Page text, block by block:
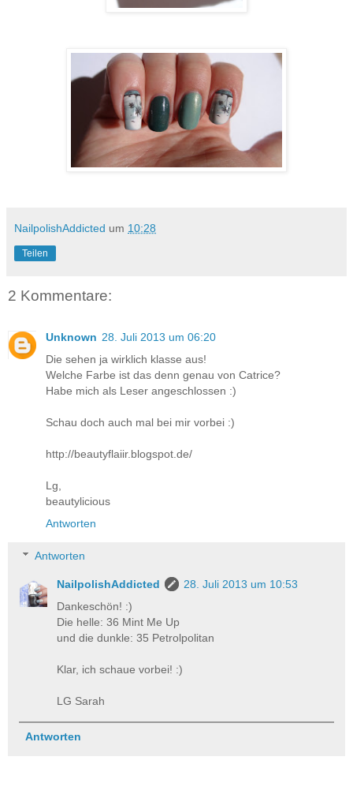
NailpolishAddicted um 10:28
Teilen
2 Kommentare:
Unknown 28. Juli 2013 um 06:20
Die sehen ja wirklich klasse aus!
Welche Farbe ist das denn genau von Catrice?
Habe mich als Leser angeschlossen :)
Schau doch auch mal bei mir vorbei :)
http://beautyflaiir.blogspot.de/
Lg,
beautylicious
Antworten
Antworten
NailpolishAddicted
28. Juli 2013 um 10:53
Dankeschön! :)
Die helle: 36 Mint Me Up
und die dunkle: 35 Petrolpolitan
Klar, ich schaue vorbei! :)
LG Sarah
Antworten